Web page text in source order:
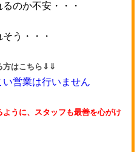
のか不安・・・
う・・・
方はこちら⇓⇓
営業は行いません
うに、スタッフも最善を心がけ